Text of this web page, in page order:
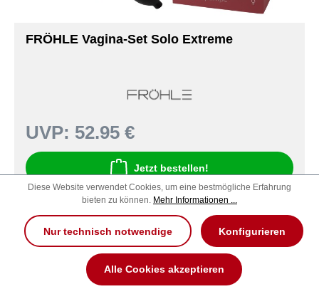
FRÖHLE Vagina-Set Solo Extreme
UVP: 52.95 €
Jetzt bestellen!
Artikel-Nr. 690000040927
Diese Website verwendet Cookies, um eine bestmögliche Erfahrung
bieten zu können. Mehr Informationen ...
Nur technisch notwendige Konfigurieren
Alle Cookies akzeptieren